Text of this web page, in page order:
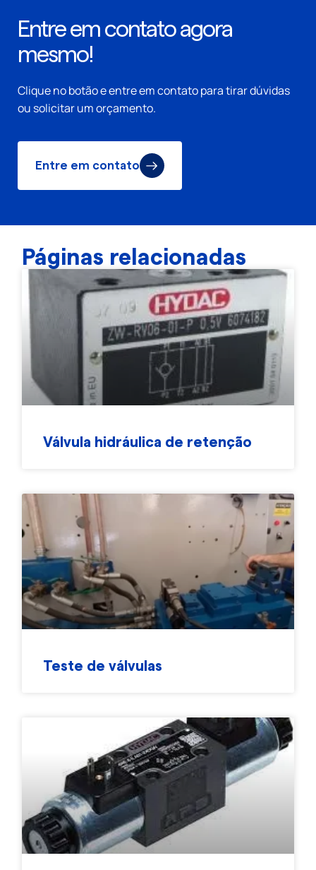
Entre em contato agora
mesmo!
Clique no botão e entre em contato para tirar dúvidas
ou solicitar um orçamento.
Entre em contato
Páginas relacionadas
Válvula hidráulica de retenção
Teste de válvulas